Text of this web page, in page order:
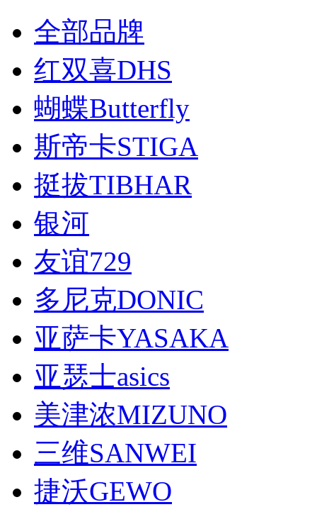
全部品牌
红双喜DHS
蝴蝶Butterfly
斯帝卡STIGA
挺拔TIBHAR
银河
友谊729
多尼克DONIC
亚萨卡YASAKA
亚瑟士asics
美津浓MIZUNO
三维SANWEI
捷沃GEWO